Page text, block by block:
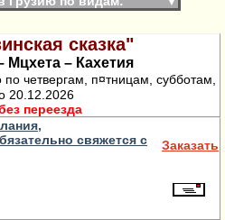
сказка"
Мцхета – Кахетия
четвергам, п¤тницам, субботам,
20.12.2026
переезда
свяжется с
Заказать